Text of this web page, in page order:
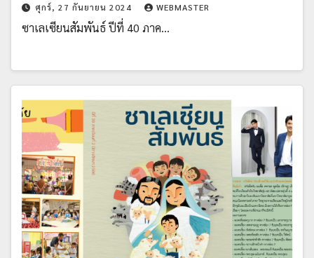
ศุกร์, 27 กันยายน 2024 WEBMASTER
ซาเลเซียนสัมพันธ์ ปีที่ 40 ภาค…